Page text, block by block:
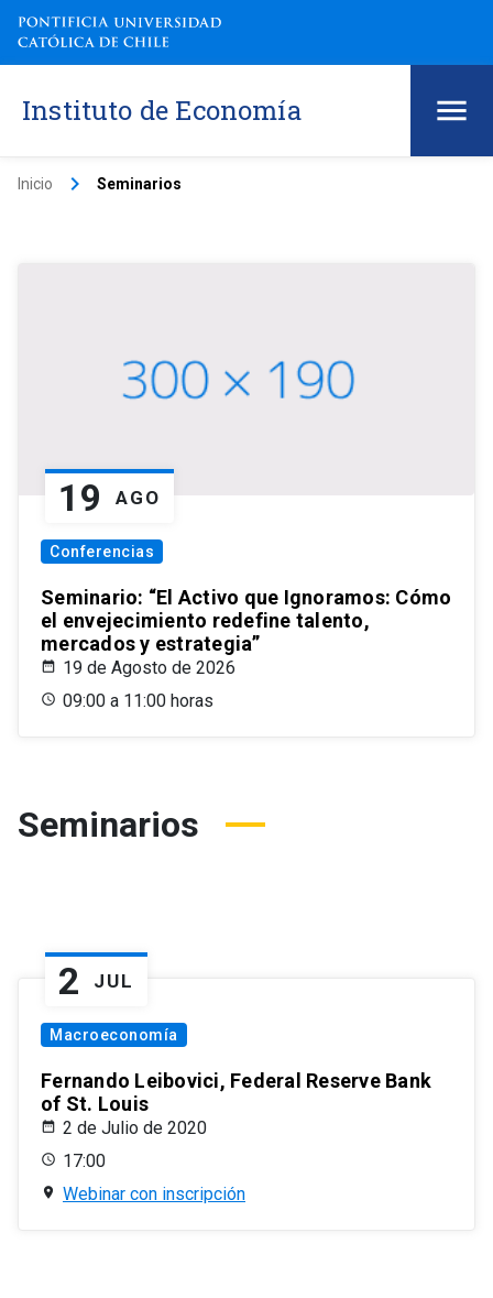
Instituto de Economía
Inicio keyboard_arrow_right Seminarios
19 AGO
Conferencias
Seminario: “El Activo que Ignoramos: Cómo
el envejecimiento redefine talento,
mercados y estrategia”
19 de Agosto de 2026
09:00 a 11:00 horas
Seminarios
2 JUL
Macroeconomía
Fernando Leibovici, Federal Reserve Bank
of St. Louis
2 de Julio de 2020
17:00
Webinar con inscripción